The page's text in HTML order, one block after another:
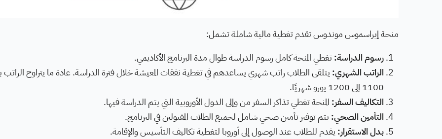
منحة إيراسموس موندوس تقدم تغطية مالية شاملة تشمل:
رسوم الدراسة:تغطي المنحة كامل رسوم الدراسة طوال مدة البرنامج الأكاديمي.
الراتب الشهري: يتلقى الطلاب راتب شهري يساعدهم في تغطية نفقات المعيشة خلال فترة الدراسة. عادة ما يتراوح الراتب
1100 إلى 1200 يورو شهريًا.
التكاليف السفر: المنحة تغطي تذاكر السفر من وإلى الدول الأوروبية التي يتم الدراسة فيها.
التأمين الصحي: يتم توفير تأمين صحي شامل لجميع الطلاب المقبولين في البرنامج.
بدل الاستقرار: يقدم للطلاب عند الوصول إلى أوروبا لتغطية تكاليف التأسيس والإقامة.